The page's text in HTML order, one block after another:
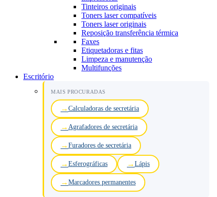
Tinteiros originais
Toners laser compatíveis
Toners laser originais
Reposição transferência térmica
Faxes
Etiquetadoras e fitas
Limpeza e manutenção
Multifunções
Escritório
MAIS PROCURADAS
Calculadoras de secretária
Agrafadores de secretária
Furadores de secretária
Esferográficas Lápis
Marcadores permanentes